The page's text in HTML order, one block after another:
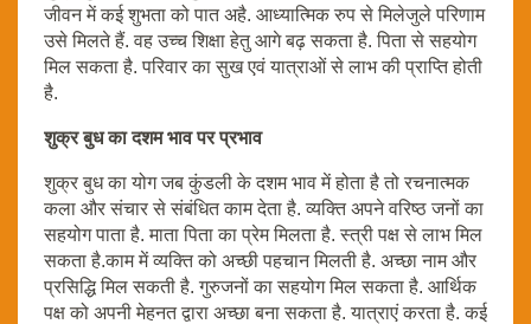
जीवन में कई शुभता को पात अहै. आध्यात्मिक रुप से मिलेजुले परिणाम
उसे मिलते हैं. वह उच्च शिक्षा हेतु आगे बढ़ सकता है. पिता से सहयोग
मिल सकता है. परिवार का सुख एवं यात्राओं से लाभ की प्राप्ति होती
है.
शुक्र बुध का दशम भाव पर प्रभाव
शुक्र बुध का योग जब कुंडली के दशम भाव में होता है तो रचनात्मक
कला और संचार से संबंधित काम देता है. व्यक्ति अपने वरिष्ठ जनों का
सहयोग पाता है. माता पिता का प्रेम मिलता है. स्त्री पक्ष से लाभ मिल
सकता है.काम में व्यक्ति को अच्छी पहचान मिलती है. अच्छा नाम और
प्रसिद्धि मिल सकती है. गुरुजनों का सहयोग मिल सकता है. आर्थिक
पक्ष को अपनी मेहनत द्वारा अच्छा बना सकता है. यात्राएं करता है. कई